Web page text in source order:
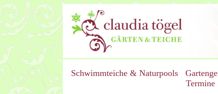
Schwimmteiche & Naturpools
Termine